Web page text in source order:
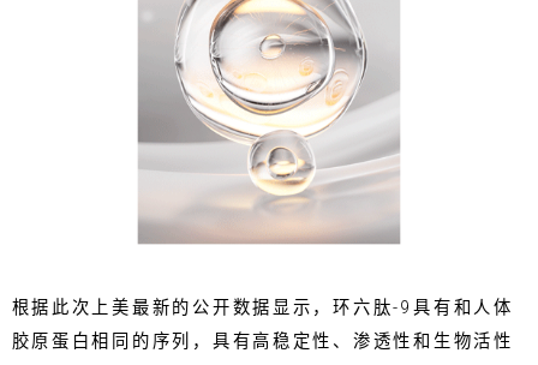
根据此次上美最新的公开数据显示，环六肽-9具有和人体
胶原蛋白相同的序列，具有高稳定性、渗透性和生物活性